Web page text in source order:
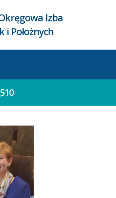
Izba
i Położnych